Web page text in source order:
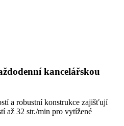
kancelářskou
a robustní konstrukce zajišťují
až 32 str./min pro vytížené